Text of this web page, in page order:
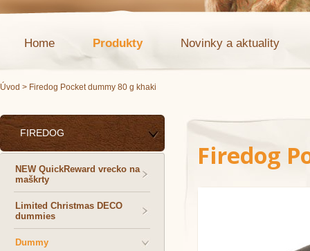
Home Produkty Novinky a aktuality
Úvod > Firedog Pocket dummy 80 g khaki
FIREDOG
NEW QuickReward vrecko na
maškrty
Limited Christmas DECO
dummies
Dummy
Firedog